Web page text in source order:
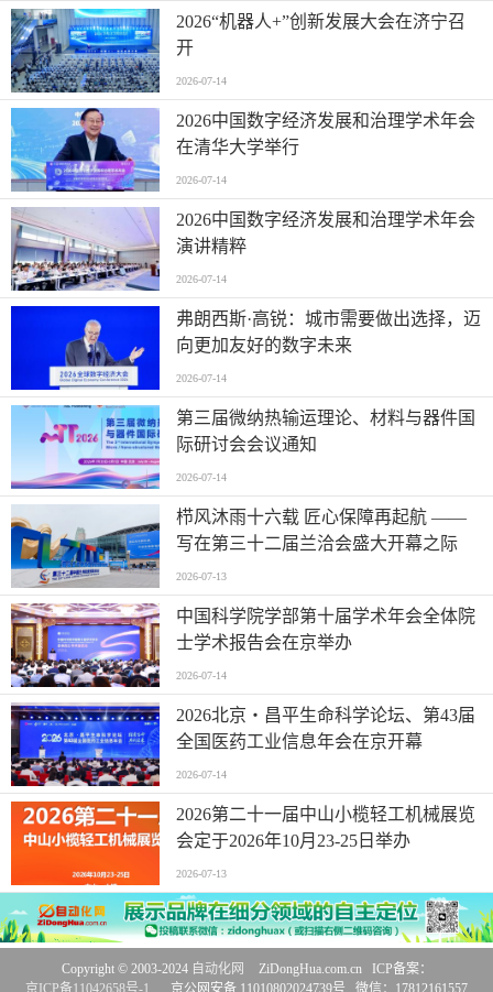
2026“机器人+”创新发展大会在济宁召
开
2026-07-14
2026中国数字经济发展和治理学术年会
在清华大学举行
2026-07-14
2026中国数字经济发展和治理学术年会
演讲精粹
2026-07-14
弗朗西斯·高锐：城市需要做出选择，迈
向更加友好的数字未来
2026-07-14
第三届微纳热输运理论、材料与器件国
际研讨会会议通知
2026-07-14
栉风沐雨十六载 匠心保障再起航 ——
写在第三十二届兰洽会盛大开幕之际
2026-07-13
中国科学院学部第十届学术年会全体院
士学术报告会在京举办
2026-07-14
2026北京・昌平生命科学论坛、第43届
全国医药工业信息年会在京开幕
2026-07-14
2026第二十一届中山小榄轻工机械展览
会定于2026年10月23-25日举办
2026-07-13
Copyright © 2003-2024 自动化网
ZiDongHua.com.cn ICP备案：
京ICP备11042658号-1
京公网安备 11010802024739号 微信：17812161557